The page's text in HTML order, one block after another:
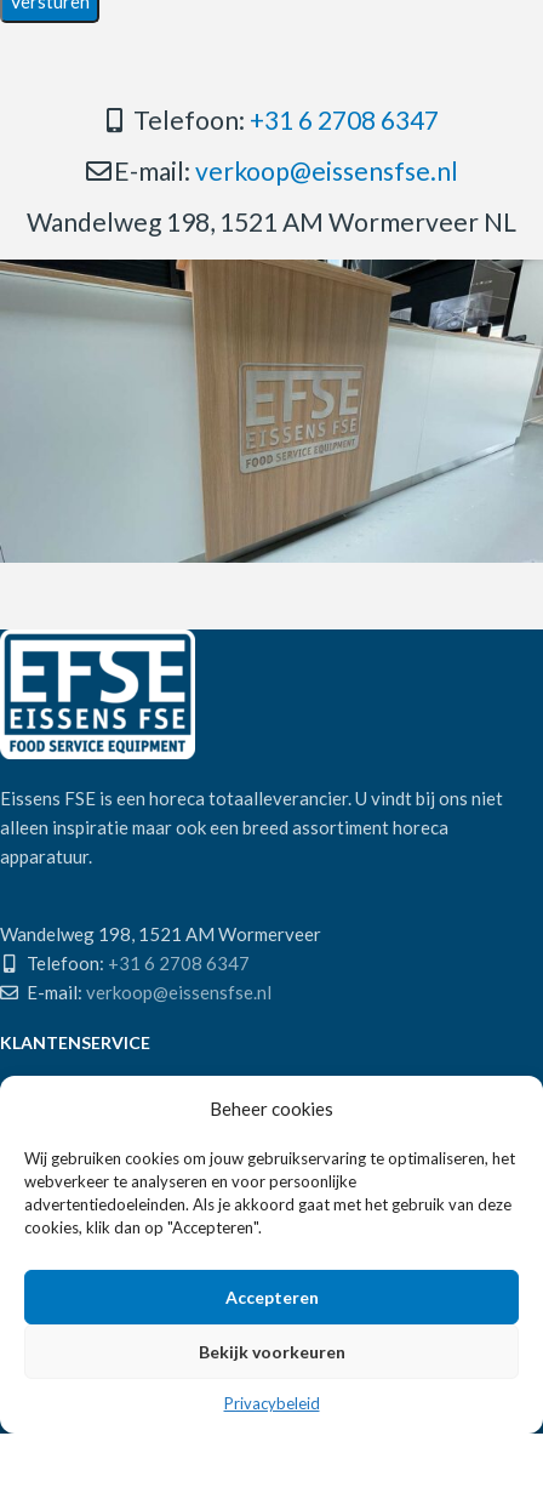
Beheer cookies
Wij gebruiken cookies om jouw gebruikservaring te optimaliseren, het
webverkeer te analyseren en voor persoonlijke
advertentiedoeleinden. Als je akkoord gaat met het gebruik van deze
cookies, klik dan op "Accepteren".
Accepteren
Bekijk voorkeuren
Privacybeleid
Telefoon: +31 6 2708 6347
E-mail: verkoop@eissensfse.nl
Wandelweg 198, 1521 AM Wormerveer NL
Eissens FSE is een horeca totaalleverancier. U vindt bij ons niet
alleen inspiratie maar ook een breed assortiment horeca
apparatuur.
Wandelweg 198, 1521 AM Wormerveer
Telefoon: +31 6 2708 6347
E-mail: verkoop@eissensfse.nl
KLANTENSERVICE
Onze aanpak
Betaalmethoden
Verzenden en retourneren
Algemene voorwaarden